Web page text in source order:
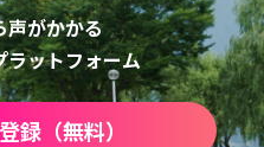
声がかかる
ラットフォーム
録（無料）